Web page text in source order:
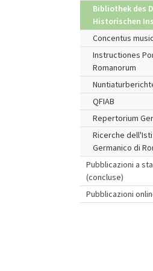
Bibliothek des
Historischen
Concentus
Instructiones
Romanorum
QFIAB
Repertorium
Ricerche
Germanico di
Pubblicazioni a
(concluse)
Pubblicazioni